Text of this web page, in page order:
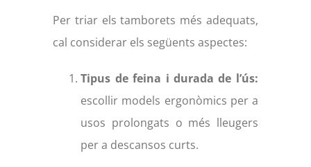
Per triar els tamborets més adequats,
cal considerar els següents aspectes:
Tipus de feina i durada de l’ús:
escollir models ergonòmics per a
usos prolongats o més lleugers
per a descansos curts.